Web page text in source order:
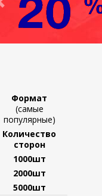
Previous
Формат
(самые
популярные)
Количество
сторон
1000шт
2000шт
5000шт